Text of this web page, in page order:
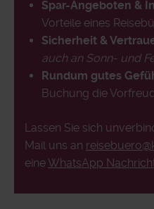
Spar-Angeboten &
Vorteile eines
Sicherheit &
auch an Sonn- und
Rundum gutes
Buchung die
Lassen Sie sich
Mail uns an
eineWhatsApp